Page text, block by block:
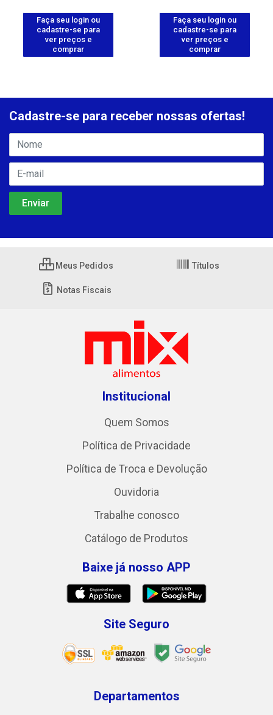
Faça seu login ou
cadastre-se para
ver preços e
comprar
Faça seu login ou
cadastre-se para
ver preços e
comprar
Cadastre-se para receber nossas ofertas!
Meus Pedidos Títulos
Notas Fiscais
Institucional
Quem Somos
Política de Privacidade
Política de Troca e Devolução
Ouvidoria
Trabalhe conosco
Catálogo de Produtos
Baixe já nosso APP
Site Seguro
Departamentos